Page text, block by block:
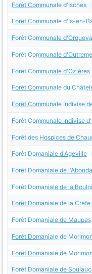
Forêt Communale d'Isches
Forêt Communale d'Is-en-
Forêt Communale
Forêt Communale
Forêt Communale d'Ozières
Forêt Communale du
Forêt Communale Indivise
Forêt Communale Indivise
Forêt des Hospices de
Forêt Domaniale d'Ageville
Forêt Domaniale de
Forêt Domaniale de la
Forêt Domaniale de la Crete
Forêt Domaniale de Maupas
Forêt Domaniale de
Forêt Domaniale de
Forêt Domaniale de